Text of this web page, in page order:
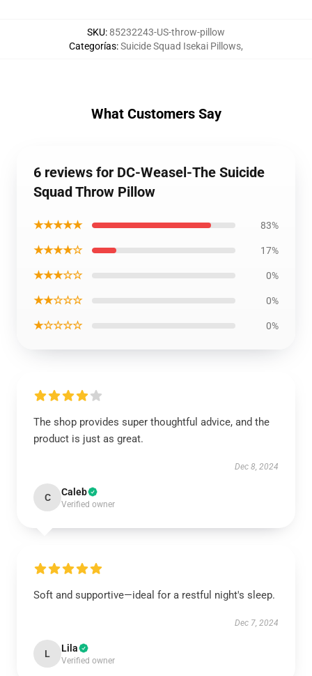
SKU:85232243-US-throw-pillow
Categorías:Suicide Squad Isekai Pillows,
What Customers Say
6 reviews for DC-Weasel-The Suicide
Squad Throw Pillow
★★★★★ 83%
★★★★☆ 17%
★★★☆☆ 0%
★★☆☆☆ 0%
★☆☆☆☆ 0%
The shop provides super thoughtful advice, and the
product is just as great.
Dec 8, 2024
C Caleb
Verified owner
Soft and supportive—ideal for a restful night's sleep.
Dec 7, 2024
L Lila
Verified owner